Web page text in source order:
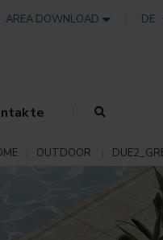
AREA DOWNLOAD DE
OUTDOOR